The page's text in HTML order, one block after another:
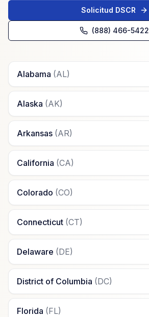
Solicitud DSCR
(888) 466-5422
Alabama (AL)
Alaska (AK)
Arkansas (AR)
California (CA)
Colorado (CO)
Connecticut (CT)
Delaware (DE)
District of Columbia (DC)
Florida (FL)